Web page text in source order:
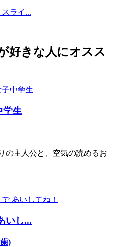
ライ...
好きな人にオスス
学生
の主人公と、空気の読めるお
いし...
)